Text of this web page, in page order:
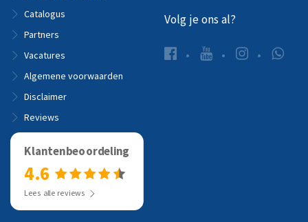
Catalogus
Partners
Vacatures
Algemene voorwaarden
Disclaimer
Reviews
Volg je ons al?
Klantenbeoordeling
4.6
Lees alle reviews